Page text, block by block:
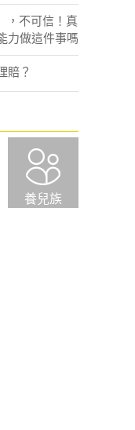
，不可信！真
力做這件事嗎
賠？
養兒族